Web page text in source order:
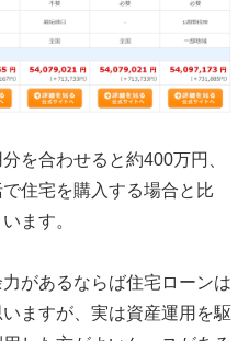
を合わせると約400万円、
住宅を購入する場合と比
ます。
があるならば住宅ローンは
ますが、実は資産運用を駆